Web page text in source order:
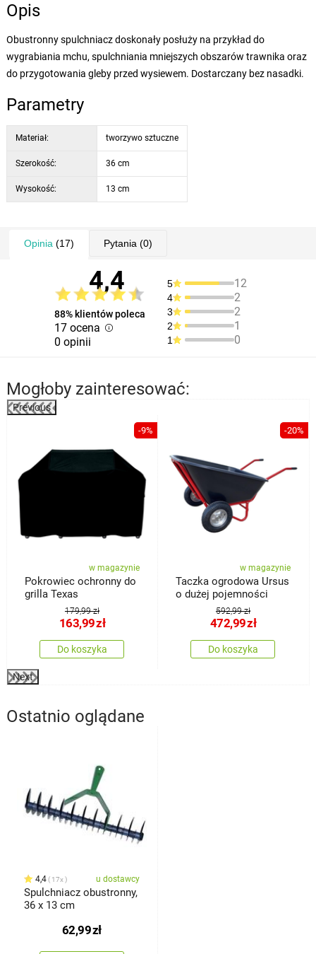
Opis
Obustronny spulchniacz doskonały posłuży na przykład do
wygrabiania mchu, spulchniania mniejszych obszarów trawnika oraz
do przygotowania gleby przed wysiewem. Dostarczany bez nasadki.
Parametry
Materiał: tworzywo sztuczne
Szerokość: 36 cm
Wysokość: 13 cm
Opinia (17) Pytania (0)
4,4
88% klientów poleca
17 ocena
0 opinii
5 12
4 2
3 2
2 1
1 0
Mogłoby zainteresować:
Previous
-9%
w magazynie
Pokrowiec ochronny do
grilla Texas
179,99 zł
163,99zł
Do koszyka
-20%
w magazynie
Taczka ogrodowa Ursus
o dużej pojemności
592,99 zł
472,99zł
Do koszyka
Next
Ostatnio oglądane
4,4 17x u dostawcy
Spulchniacz obustronny,
36 x 13 cm
62,99zł